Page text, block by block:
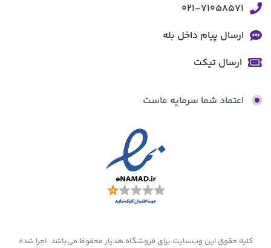
021-71058571
ارسال پیام داخل بله
ارسال تیکت
اعتماد شما سرمایه ماست
کلیه حقوق این وب‌سایت برای فروشگاه هدیار محفوظ می‌باشد. اجرا شده